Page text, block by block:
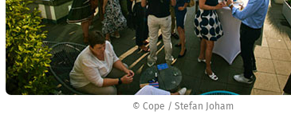
© Cope / Stefan Joham